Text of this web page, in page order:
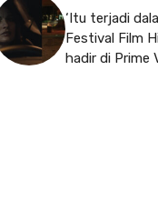
‘Itu terjadi
Festival Film
hadir di Prime